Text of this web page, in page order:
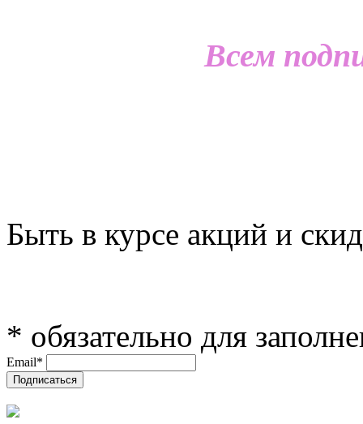
Всем
Быть в курсе акций и
* обязательно для
Email*